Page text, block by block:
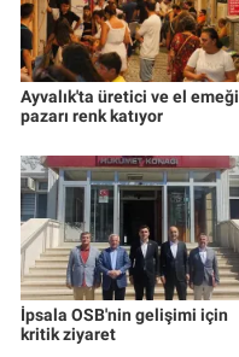
Ayvalık'ta üretici ve el emeği
pazarı renk katıyor
İpsala OSB'nin gelişimi için
kritik ziyaret